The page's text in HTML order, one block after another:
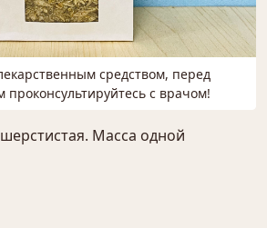
средством, перед
с врачом!
Масса одной